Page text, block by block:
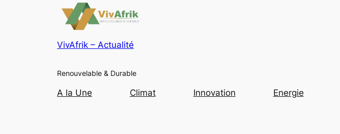
VivAfrik – Actualité
Renouvelable & Durable
A la Une Climat Innovation Energie